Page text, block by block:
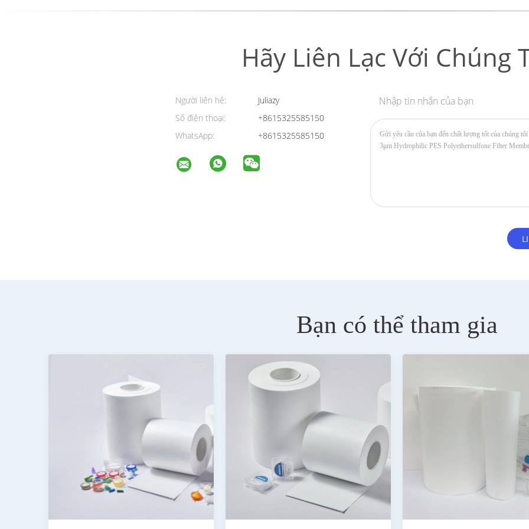
Hãy Liên Lạc Với Chúng
Người liên hệ:
Juliazy
Số điện thoại:
+8615325585150
WhatsApp:
+8615325585150
Nhập tin nhắn của bạn
Bạn có thể tham gia